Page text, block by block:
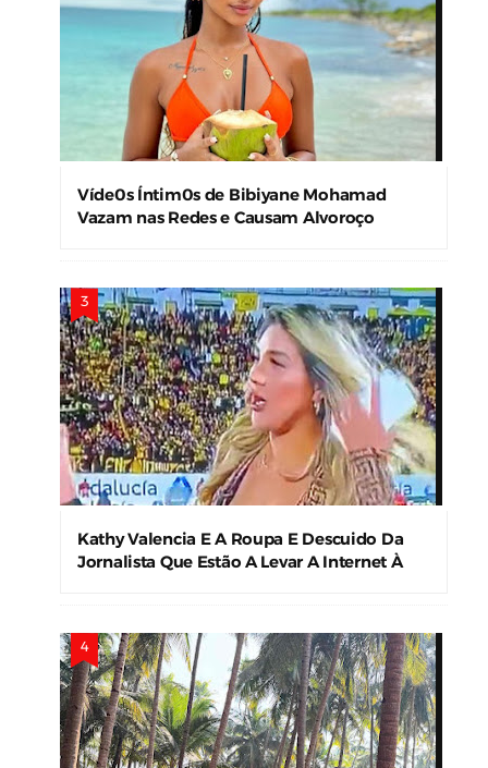
Víde0s Íntim0s de Bibiyane Mohamad
Vazam nas Redes e Causam Alvoroço
Kathy Valencia E A Roupa E Descuido Da
Jornalista Que Estão A Levar A Internet À